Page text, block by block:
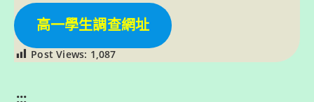
高一學生調查網址
Post Views: 1,087